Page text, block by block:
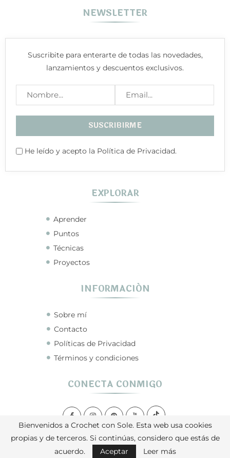
NEWSLETTER
Suscribite para enterarte de todas las novedades,
lanzamientos y descuentos exclusivos.
He leído y acepto la Política de Privacidad.
EXPLORAR
Aprender
Puntos
Técnicas
Proyectos
INFORMACIÓN
Sobre mí
Contacto
Políticas de Privacidad
Términos y condiciones
CONECTA CONMIGO
Crochet con Sole © 2026
Bienvenidos a Crochet con Sole. Esta web usa cookies
propias y de terceros. Si continúas, considero que estás de
acuerdo.
Aceptar Leer más